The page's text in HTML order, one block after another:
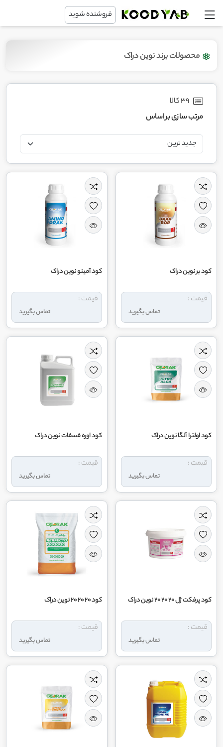
فروشنده شوید
محصولات برند نوین دراک
39 کالا
مرتب سازی بر اساس
کود بر نوین دراک
تماس بگیرید
قیمت :
کود آمینو نوین دراک
تماس بگیرید
قیمت :
کود اولترا آلگا نوین دراک
تماس بگیرید
قیمت :
کود اوره فسفات نوین دراک
تماس بگیرید
قیمت :
کود پرفکت ژل 20 20 20 نوین دراک
تماس بگیرید
قیمت :
کود 20 20 20 نوین دراک
تماس بگیرید
قیمت :